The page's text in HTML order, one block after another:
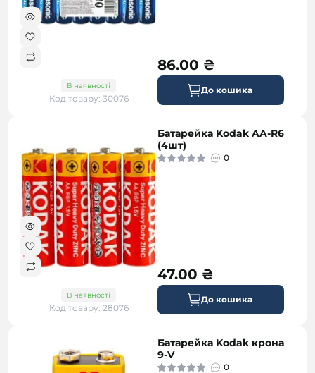
В наявності
Код товару: 30076
86.00 ₴
До кошика
В наявності
Код товару: 28076
Батарейка Kodak AA-R6
(4шт)
0
47.00 ₴
До кошика
Батарейка Kodak крона
9-V
0